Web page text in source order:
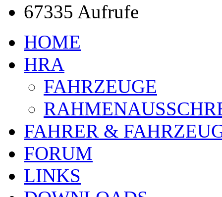
67335 Aufrufe
HOME
HRA
FAHRZEUGE
FAHRER &
FORUM
LINKS